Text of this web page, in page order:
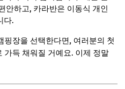
안하고, 카라반은 이동식 개인
다.
핑장을 선택한다면, 여러분의 첫
가득 채워질 거예요. 이제 정말